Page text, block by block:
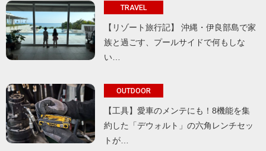
TRAVEL
【リゾート旅行記】 沖縄・伊良部島で家
族と過ごす、プールサイドで何もしな
い…
OUTDOOR
【工具】愛車のメンテにも！8機能を集
約した「デウォルト」の六角レンチセッ
トが…